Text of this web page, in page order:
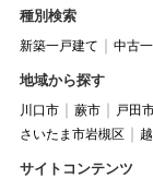
種別検索
新築一戸建て 中古
地域から探す
川口市 蕨市 戸田
さいたま市岩槻区
サイトコンテンツ